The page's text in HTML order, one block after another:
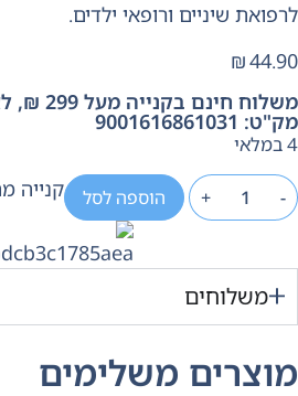
שיניים ורופאי ילדים.
₪
חינם בקנייה מעל 299 ₪, לא כולל בישום
הוספה לסל קנייה
משלוחים
משלימים